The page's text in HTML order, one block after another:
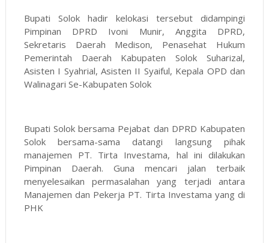
Bupati Solok hadir kelokasi tersebut didampingi
Pimpinan DPRD Ivoni Munir, Anggita DPRD,
Sekretaris Daerah Medison, Penasehat Hukum
Pemerintah Daerah Kabupaten Solok Suharizal,
Asisten I Syahrial, Asisten II Syaiful, Kepala OPD dan
Walinagari Se-Kabupaten Solok
Bupati Solok bersama Pejabat dan DPRD Kabupaten
Solok bersama-sama datangi langsung pihak
manajemen PT. Tirta Investama, hal ini dilakukan
Pimpinan Daerah. Guna mencari jalan terbaik
menyelesaikan permasalahan yang terjadi antara
Manajemen dan Pekerja PT. Tirta Investama yang di
PHK